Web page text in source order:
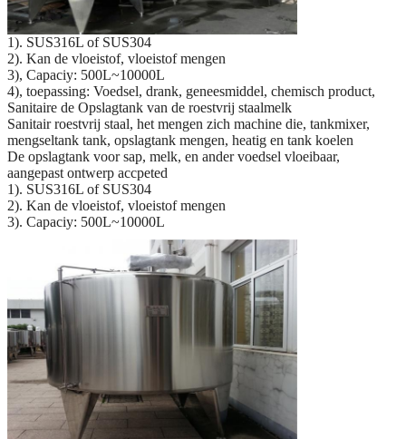
1). SUS316L of SUS304
2). Kan de vloeistof, vloeistof mengen
3), Capaciy: 500L~10000L
4), toepassing: Voedsel, drank, geneesmiddel, chemisch product,
Sanitaire de Opslagtank van de roestvrij staalmelk
Sanitair roestvrij staal, het mengen zich machine die, tankmixer,
mengseltank tank, opslagtank mengen, heatig en tank koelen
De opslagtank voor sap, melk, en ander voedsel vloeibaar,
aangepast ontwerp accpeted
1). SUS316L of SUS304
2). Kan de vloeistof, vloeistof mengen
3). Capaciy: 500L~10000L